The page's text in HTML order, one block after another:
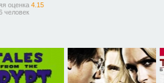
оценка 4.15
человек